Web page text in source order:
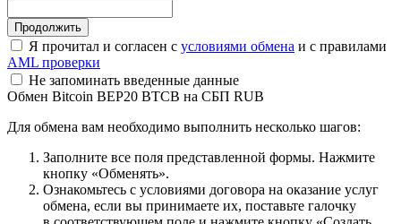
Я прочитал и согласен с условиями обмена и с правилами
AML проверки
Не запоминать введенные данные
Обмен Bitcoin BEP20 BTCB на СБП RUB
Для обмена вам необходимо выполнить несколько шагов:
Заполните все поля представленной формы. Нажмите
кнопку «Обменять».
Ознакомьтесь с условиями договора на оказание услуг
обмена, если вы принимаете их, поставьте галочку